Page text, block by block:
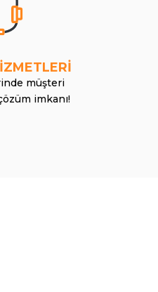
müşteri
imkanı!